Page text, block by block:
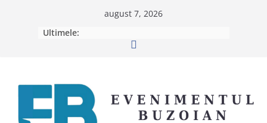
august 7, 2026
Ultimele: